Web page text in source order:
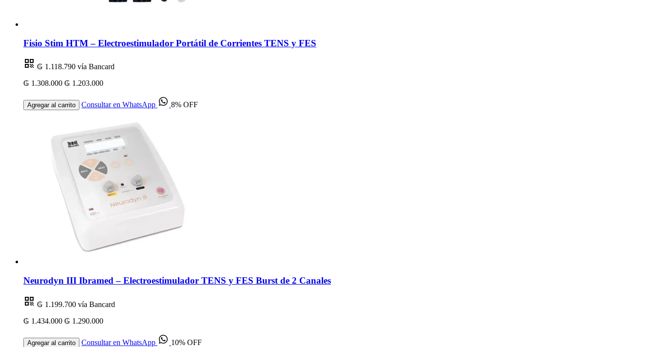
Fisio Stim HTM – Electroestimulador Portátil de Corrientes TENS y FES
₲ 1.118.790 vía Bancard
₲ 1.308.000 ₲ 1.203.000
Agregar al carrito Consultar en WhatsApp 8% OFF
Neurodyn III Ibramed – Electroestimulador TENS y FES Burst de 2 Canales
₲ 1.199.700 vía Bancard
₲ 1.434.000 ₲ 1.290.000
Agregar al carrito Consultar en WhatsApp 10% OFF